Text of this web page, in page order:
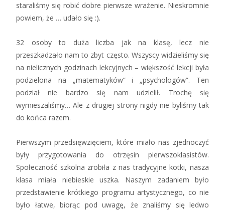
staraliśmy się robić dobre pierwsze wrażenie. Nieskromnie
powiem, że … udało się :).
32 osoby to duża liczba jak na klasę, lecz nie
przeszkadzało nam to zbyt często. Wszyscy widzieliśmy się
na nielicznych godzinach lekcyjnych – większość lekcji była
podzielona na „matematyków” i „psychologów”. Ten
podział nie bardzo się nam udzielił. Trochę się
wymieszaliśmy… Ale z drugiej strony nigdy nie byliśmy tak
do końca razem.
Pierwszym przedsięwzięciem, które miało nas zjednoczyć
były przygotowania do otrzęsin pierwszoklasistów.
Społeczność szkolna zrobiła z nas tradycyjne kotki, nasza
klasa miała niebieskie uszka. Naszym zadaniem było
przedstawienie krótkiego programu artystycznego, co nie
było łatwe, biorąc pod uwagę, że znaliśmy się ledwo